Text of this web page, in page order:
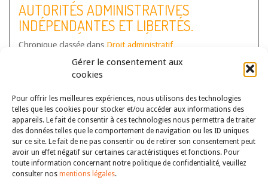
Gérer le consentement aux
cookies
Pour offrir les meilleures expériences, nous utilisons des technologies
telles que les cookies pour stocker et/ou accéder aux informations des
appareils. Le fait de consentir à ces technologies nous permettra de traiter
des données telles que le comportement de navigation ou les ID uniques
sur ce site. Le fait de ne pas consentir ou de retirer son consentement peut
avoir un effet négatif sur certaines caractéristiques et fonctions. Pour
toute information concernant notre politique de confidentialité, veuillez
consulter nos mentions légales.
AUTORITÉS ADMINISTRATIVES
INDÉPENDANTES ET LIBERTÉS.
ACTUALITÉS DE L’ANNÉE 2024
Chronique classée dans Droit administratif
Capucine Colin
Zakia Mestari
Cette chronique, co-dirigée par
Émilie Debaets, Valérie Palma-Amalric
et Julia Schmitz, a pour objectif de
couvrir, de manière annuelle,
l’actualité des autorités
administratives et publiques
indépendantes, englobées sous